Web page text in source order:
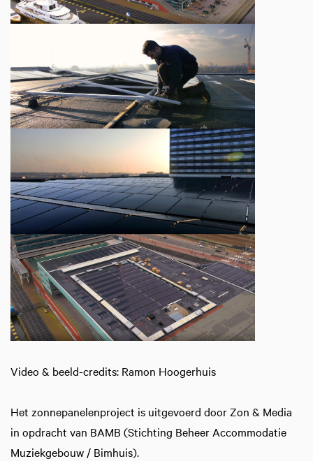
Video & beeld-credits: Ramon Hoogerhuis
Het zonnepanelenproject is uitgevoerd door Zon & Media
in opdracht van BAMB (Stichting Beheer Accommodatie
Muziekgebouw / Bimhuis).